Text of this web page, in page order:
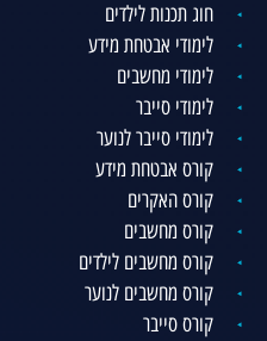
חוג תכנות לילדים
לימודי אבטחת מידע
לימודי מחשבים
לימודי סייבר
לימודי סייבר לנוער
קורס אבטחת מידע
קורס האקרים
קורס מחשבים
קורס מחשבים לילדים
קורס מחשבים לנוער
קורס סייבר